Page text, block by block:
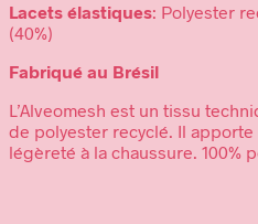
Lacets élastiques: Polyester
(40%)
Fabriqué au Brésil
L’Alveomesh est un tissu
de polyester recyclé. Il
légèreté à la chaussure. 100%